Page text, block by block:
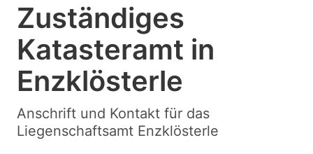
Zuständiges
Katasteramt in
Enzklösterle
Anschrift und Kontakt für das
Liegenschaftsamt Enzklösterle